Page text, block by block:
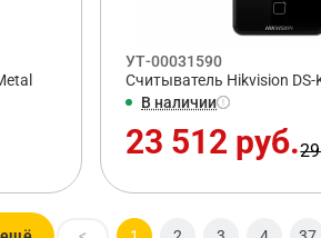
УТ-00031590
Считыватель Hikvision DS-
В наличии
23 512 руб.